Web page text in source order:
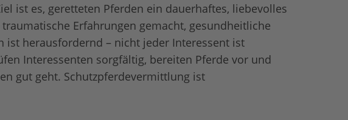
ist es, geretteten Pferden ein dauerhaftes, liebevolles
Erfahrungen gemacht, gesundheitliche
ist herausfordernd – nicht jeder Interessent ist
Interessenten sorgfältig, bereiten Pferde vor und
gut geht. Schutzpferdevermittlung ist